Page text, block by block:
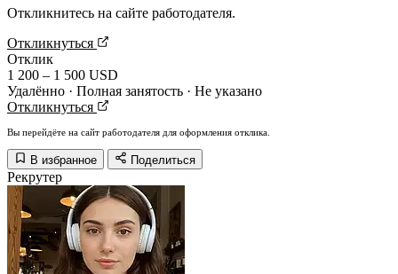
Откликнитесь на сайте работодателя.
Откликнуться
Отклик
1 200 – 1 500 USD
Удалённо · Полная занятость · Не указано
Откликнуться
Вы перейдёте на сайт работодателя для оформления отклика.
В избранное Поделиться
Рекрутер